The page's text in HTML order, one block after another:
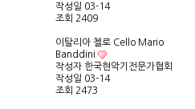
작성일 03-14
조회 2409
이탈리아 첼로 Cello Mario
Banddini
작성자 한국현악기전문가협회
작성일 03-14
조회 2473